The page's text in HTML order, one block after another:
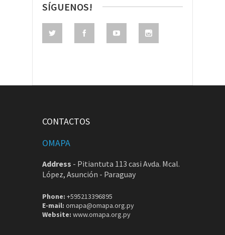
SÍGUENOS!
CONTACTOS
OMAPA
Address - Pitiantuta 113 casi Avda. Mcal.
López, Asunción - Paraguay
Phone: +595213396895
E-mail: omapa@omapa.org.py
Website: www.omapa.org.py